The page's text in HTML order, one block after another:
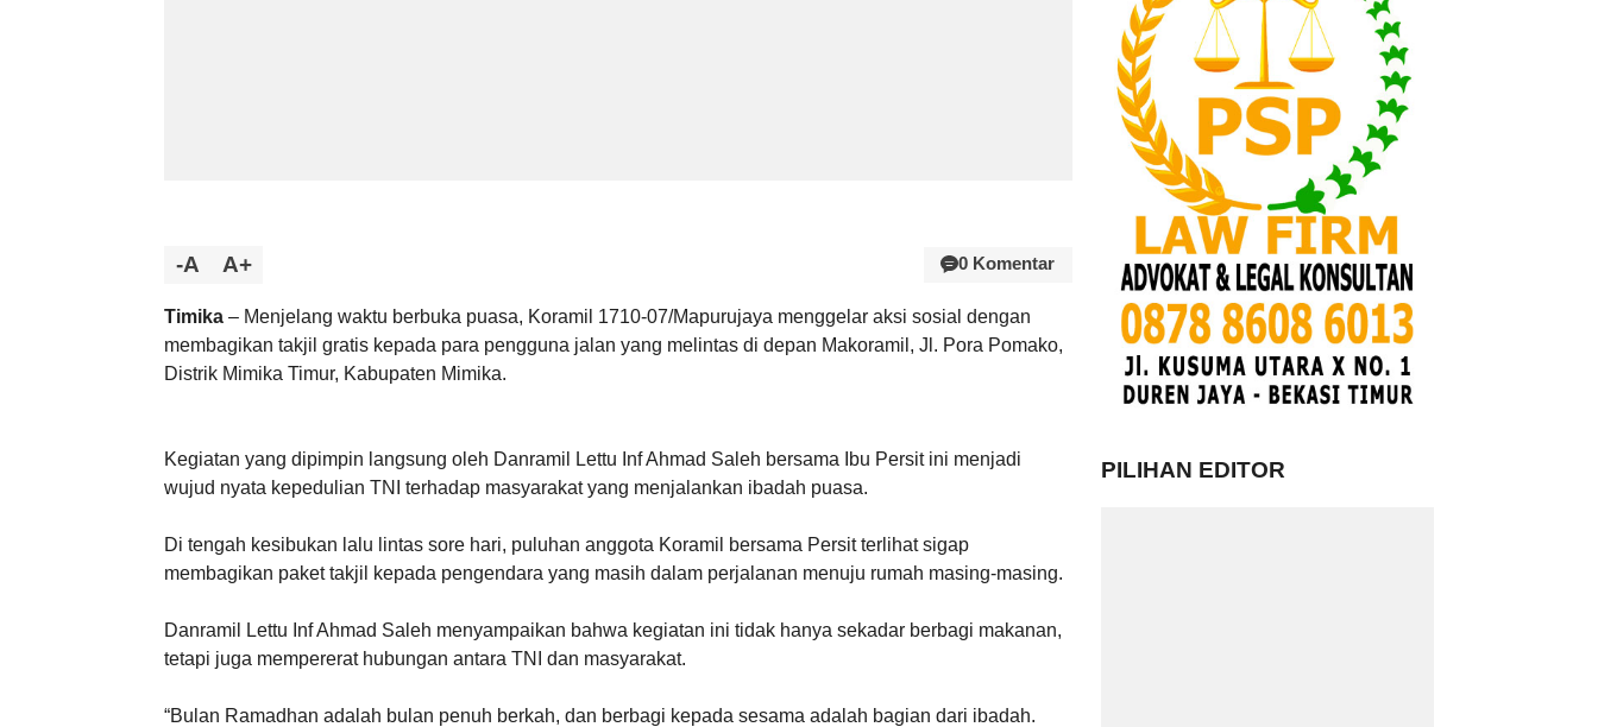
-A A+ 0 Komentar
Timika – Menjelang waktu berbuka puasa, Koramil 1710-07/Mapurujaya menggelar aksi sosial dengan
membagikan takjil gratis kepada para pengguna jalan yang melintas di depan Makoramil, Jl. Pora Pomako,
Distrik Mimika Timur, Kabupaten Mimika.
Kegiatan yang dipimpin langsung oleh Danramil Lettu Inf Ahmad Saleh bersama Ibu Persit ini menjadi
wujud nyata kepedulian TNI terhadap masyarakat yang menjalankan ibadah puasa.
Di tengah kesibukan lalu lintas sore hari, puluhan anggota Koramil bersama Persit terlihat sigap
membagikan paket takjil kepada pengendara yang masih dalam perjalanan menuju rumah masing-masing.
Danramil Lettu Inf Ahmad Saleh menyampaikan bahwa kegiatan ini tidak hanya sekadar berbagi makanan,
tetapi juga mempererat hubungan antara TNI dan masyarakat.
“Bulan Ramadhan adalah bulan penuh berkah, dan berbagi kepada sesama adalah bagian dari ibadah.
PILIHAN EDITOR